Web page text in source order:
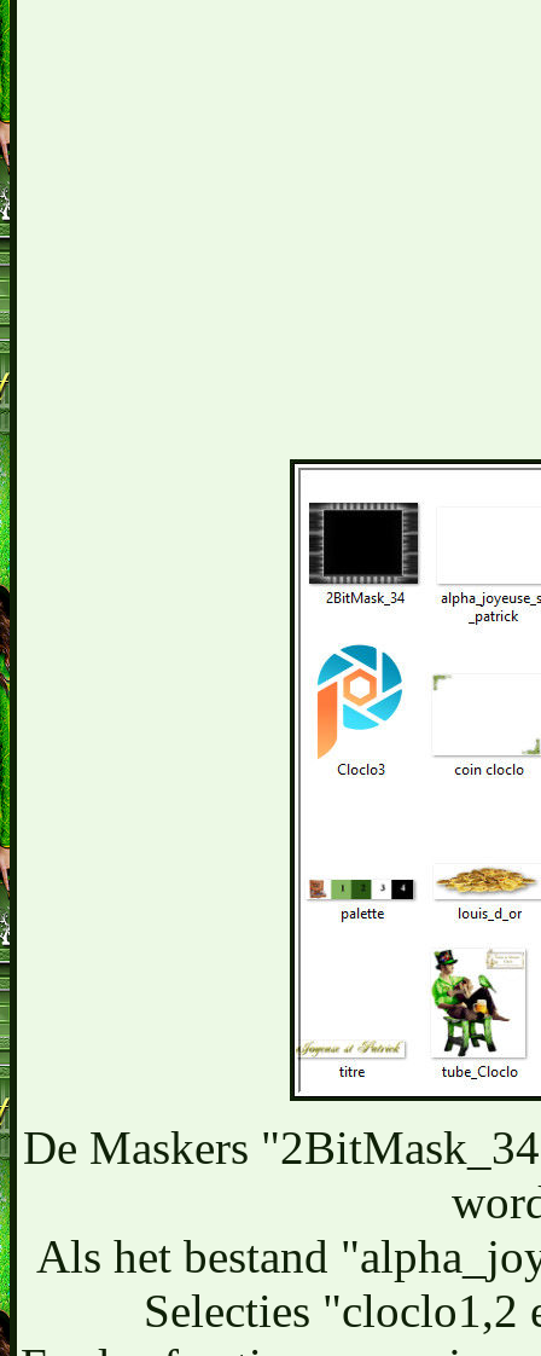
De Maskers
Als het bestand
Selecties "cloclo1,2